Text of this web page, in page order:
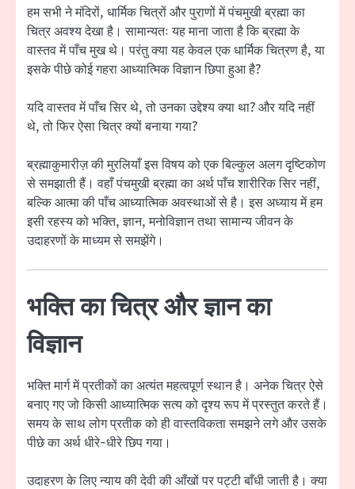
हम सभी ने मंदिरों, धार्मिक चित्रों और पुराणों में पंचमुखी ब्रह्मा का
चित्र अवश्य देखा है। सामान्यतः यह माना जाता है कि ब्रह्मा के
वास्तव में पाँच मुख थे। परंतु क्या यह केवल एक धार्मिक चित्रण है, या
इसके पीछे कोई गहरा आध्यात्मिक विज्ञान छिपा हुआ है?
यदि वास्तव में पाँच सिर थे, तो उनका उद्देश्य क्या था? और यदि नहीं
थे, तो फिर ऐसा चित्र क्यों बनाया गया?
ब्रह्माकुमारीज़ की मुरलियाँ इस विषय को एक बिल्कुल अलग दृष्टिकोण
से समझाती हैं। वहाँ पंचमुखी ब्रह्मा का अर्थ पाँच शारीरिक सिर नहीं,
बल्कि आत्मा की पाँच आध्यात्मिक अवस्थाओं से है। इस अध्याय में हम
इसी रहस्य को भक्ति, ज्ञान, मनोविज्ञान तथा सामान्य जीवन के
उदाहरणों के माध्यम से समझेंगे।
भक्ति का चित्र और ज्ञान का
विज्ञान
भक्ति मार्ग में प्रतीकों का अत्यंत महत्वपूर्ण स्थान है। अनेक चित्र ऐसे
बनाए गए जो किसी आध्यात्मिक सत्य को दृश्य रूप में प्रस्तुत करते हैं।
समय के साथ लोग प्रतीक को ही वास्तविकता समझने लगे और उसके
पीछे का अर्थ धीरे-धीरे छिप गया।
उदाहरण के लिए न्याय की देवी की आँखों पर पट्टी बाँधी जाती है। क्या